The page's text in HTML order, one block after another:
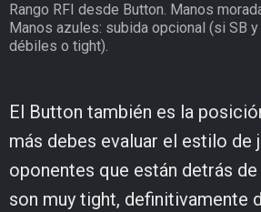
Rango RFI desde Button. Manos
Manos azules: subida opcional (si SB
débiles o tight).
El Button también es la
más debes evaluar el estilo de
oponentes que están detrás
son muy tight, definitivamente